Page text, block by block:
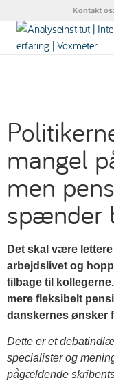
Kontakt
mangel
men
spænder
Det skal være
arbejdslivet og
tilbage til
mere fleksibelt
danskernes ønsker
Dette er et
specialister og
pågældende